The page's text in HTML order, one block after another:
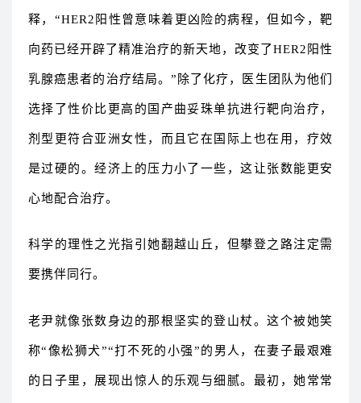
释，“HER2阳性曾意味着更凶险的病程，但如今，靶
向药已经开辟了精准治疗的新天地，改变了HER2阳性
乳腺癌患者的治疗结局。”除了化疗，医生团队为他们
选择了性价比更高的国产曲妥珠单抗进行靶向治疗，
剂型更符合亚洲女性，而且它在国际上也在用，疗效
是过硬的。经济上的压力小了一些，这让张数能更安
心地配合治疗。
科学的理性之光指引她翻越山丘，但攀登之路注定需
要携伴同行。
老尹就像张数身边的那根坚实的登山杖。这个被她笑
称“像松狮犬”“打不死的小强”的男人，在妻子最艰难
的日子里，展现出惊人的乐观与细腻。最初，她常常